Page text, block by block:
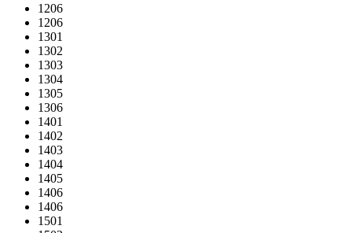
1206
1206
1301
1302
1303
1304
1305
1306
1401
1402
1403
1404
1405
1406
1406
1501